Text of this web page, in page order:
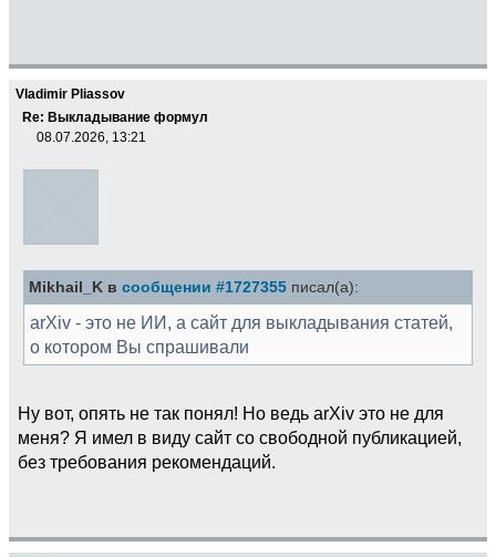
Vladimir Pliassov
Re: Выкладывание формул
08.07.2026, 13:21
Mikhail_K в сообщении #1727355 писал(а):
arXiv - это не ИИ, а сайт для выкладывания статей,
о котором Вы спрашивали
Ну вот, опять не так понял! Но ведь arXiv это не для
меня? Я имел в виду сайт со свободной публикацией,
без требования рекомендаций.